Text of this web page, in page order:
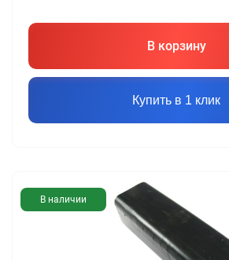
В корзину
Купить в 1 клик
В наличии